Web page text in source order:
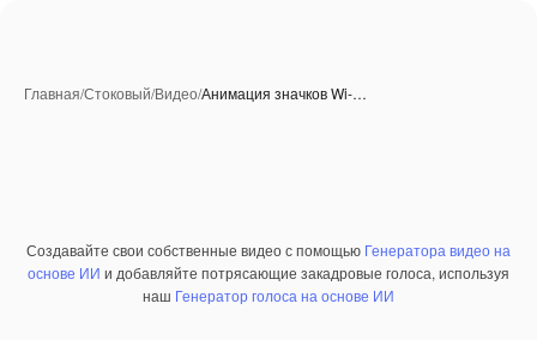
Главная/Стоковый/Видео/Анимация значков Wi-…
ПремиумСозданные при помощи ИИ
Создавайте свои собственные видео с помощью Генератора видео на
основе ИИ и добавляйте потрясающие закадровые голоса, используя
наш Генератор голоса на основе ИИ